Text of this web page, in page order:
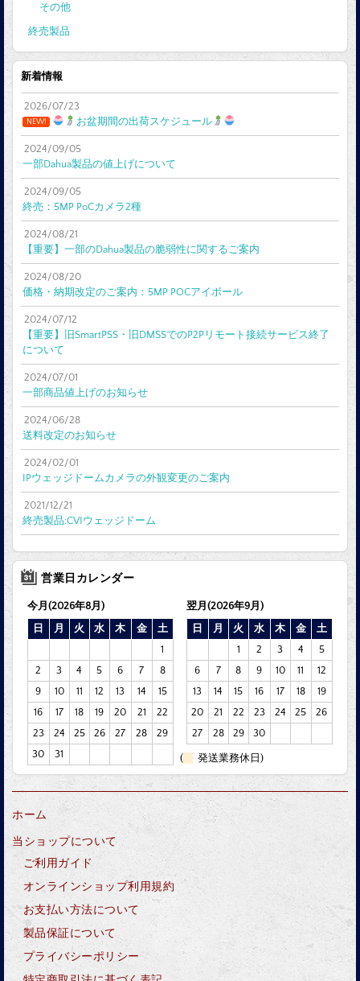
その他
終売製品
新着情報
2026/07/23
NEW! お盆期間の出荷スケジュール
2024/09/05
一部Dahua製品の値上げについて
2024/09/05
終売：5MP PoCカメラ2種
2024/08/21
【重要】一部のDahua製品の脆弱性に関するご案内
2024/08/20
価格・納期改定のご案内：5MP POCアイボール
2024/07/12
【重要】旧SmartPSS・旧DMSSでのP2Pリモート接続サービス終了
について
2024/07/01
一部商品値上げのお知らせ
2024/06/28
送料改定のお知らせ
2024/02/01
IPウェッジドームカメラの外観変更のご案内
2021/12/21
終売製品:CVIウェッジドーム
営業日カレンダー
今月(2026年8月)
日
月 火 水 木 金
土
1
2
3 4 5 6 7
8
9
10 11 12 13 14
15
16
17 18 19 20 21
22
23
24 25 26 27 28
29
30
31
翌月(2026年9月)
日
月 火 水 木 金
土
1
2 3 4
5
6
7 8 9 10 11
12
13
14 15 16 17 18
19
20
21 22 23 24 25
26
27
28 29 30
( 発送業務休日)
ホーム
当ショップについて
ご利用ガイド
オンラインショップ利用規約
お支払い方法について
製品保証について
プライバシーポリシー